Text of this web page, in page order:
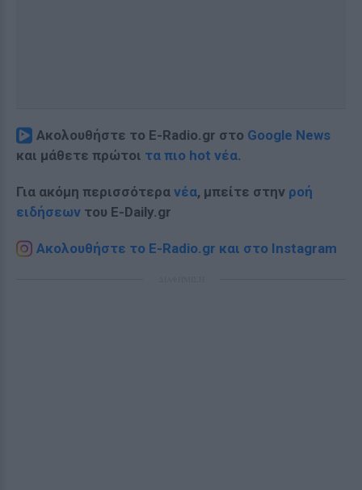
Ακολουθήστε το E-Radio.gr στο Google News
και μάθετε πρώτοι τα πιο hot νέα.
Για ακόμη περισσότερα νέα, μπείτε στην ροή
ειδήσεων του E-Daily.gr
Ακολουθήστε το E-Radio.gr και στο Instagram